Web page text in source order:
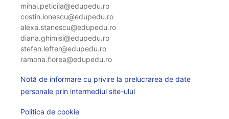
mihai.peticila@edupedu.ro
costin.ionescu@edupedu.ro
alexa.stanescu@edupedu.ro
diana.ghimisi@edupedu.ro
stefan.lefter@edupedu.ro
ramona.florea@edupedu.ro
Notă de informare cu privire la prelucrarea de date
personale prin intermediul site-ului
Politica de cookie